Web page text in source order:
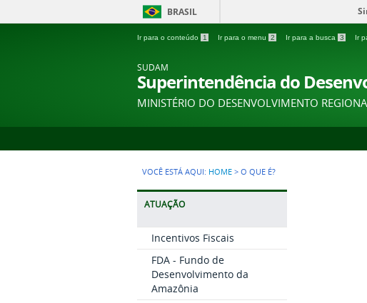
BRASIL
Ir para o conteúdo 1 Ir para o menu 2 Ir para a busca 3 Ir
SUDAM
Superintendência do
MINISTÉRIO DO DESENVOLVIMENTO
VOCÊ ESTÁ AQUI: HOME > O QUE É?
ATUAÇÃO
Incentivos Fiscais
FDA - Fundo de
Desenvolvimento da
Amazônia